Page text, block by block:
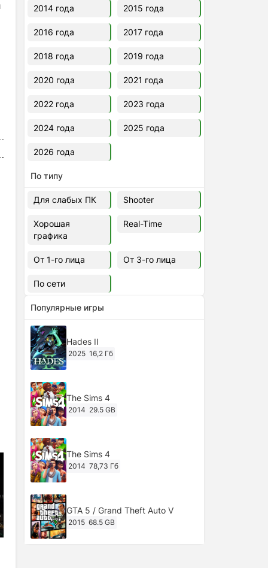
2014 года 2015 года
2016 года 2017 года
2018 года 2019 года
2020 года 2021 года
2022 года 2023 года
2024 года 2025 года
2026 года
По типу
Для слабых ПК Shooter
Хорошая
графика
Real-Time
От 1-го лица От 3-го лица
По сети
Популярные игры
Hades II
2025 16,2 Гб
The Sims 4
2014 29.5 GB
The Sims 4
2014 78,73 Гб
GTA 5 / Grand Theft Auto V
2015 68.5 GB